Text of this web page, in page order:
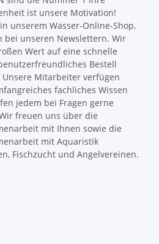
ist unsere Motivation!
unserem Wasser-Online-Shop,
bei unseren Newslettern. Wir
Wert auf eine schnelle
Bestell
Unsere Mitarbeiter verfügen
fachliches Wissen
jedem bei Fragen gerne
freuen uns über die
mit Ihnen sowie die
mit Aquaristik
Fischzucht und Angelvereinen.